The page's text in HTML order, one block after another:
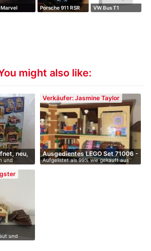
Porsche 911 RSR
VW Bus T1
might also like:
neu,
und
Verkäufer: Jasmine Taylor
Ausgedientes LEGO Set 71006 -
…
Aufgelistet als 99% wie gekauft aus
zwe…
und